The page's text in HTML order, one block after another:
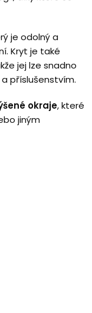
je odolný a
Kryt je také
jej lze snadno
příslušenstvím.
okraje, které
jiným